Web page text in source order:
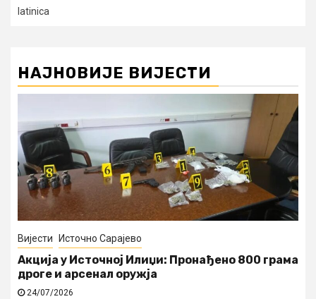
latinica
НАЈНОВИЈЕ ВИЈЕСТИ
Вијести Источно Сарајево
Акција у Источној Илиџи: Пронађено 800 грама
дроге и арсенал оружја
24/07/2026